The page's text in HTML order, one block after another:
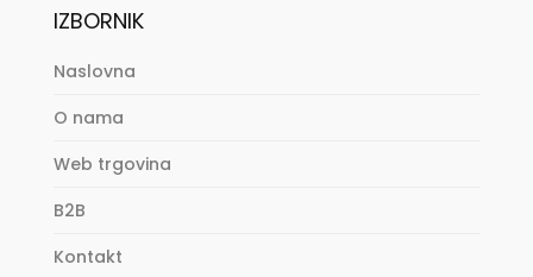
IZBORNIK
Naslovna
O nama
Web trgovina
B2B
Kontakt